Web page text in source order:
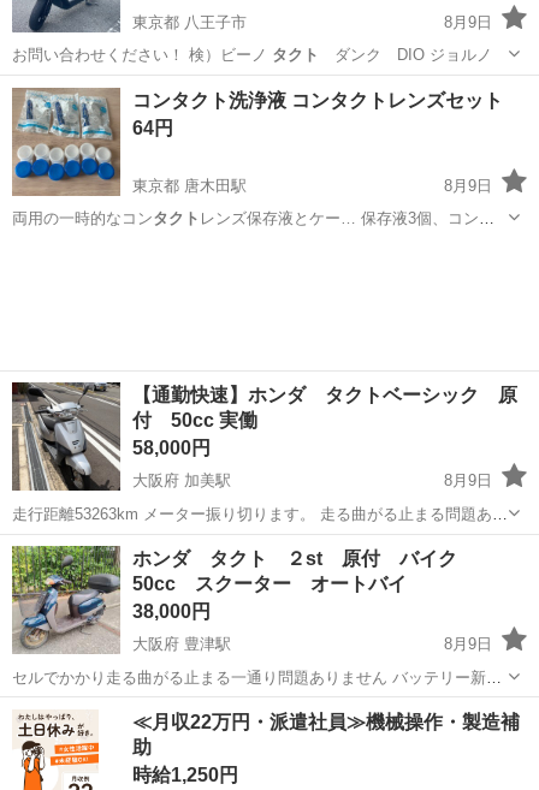
東京都 八王子市
8月9日
お問い合わせください！ 検）ビーノ タクト ダンク DIO ジョルノ
東京 八王子市 ヤマハ
コンタクト洗浄液 コンタクトレンズセット
64円
東京都 唐木田駅
8月9日
両用の一時的なコンタクト レンズ保存液とケー… 保存液3個、コンタ
【通勤快速】ホンダ タクトベーシック 原
付 50cc 実働
58,000円
大阪府 加美駅
8月9日
走行距離53263km メーター振り切ります。 走る曲がる止まる問題あり
ません 自賠責切れてます。 フロントタイヤツルツルです。 委任状お
渡しするので購入者様の方で名義変更お願いします NCNR 引き取り限
定 大阪市平野区
大阪 大阪市 加美駅 ホンダ タクト
ホンダ タクト ２st 原付 バイク
50cc スクーター オートバイ
38,000円
大阪府 豊津駅
8月9日
セルでかかり走る曲がる止まる一通り問題ありません バッテリー新品
交換済み エアフィルター点検清掃済み フロントブレーキパッド新品交
換済み ブレーキフルード新品交換済み 外装磨き済み 電装系は一通り
問題ありません 外装は写真の...
大阪 吹田市 豊津駅 バイク タクト
≪月収22万円・派遣社員≫機械操作・製造補
助
時給1,250円